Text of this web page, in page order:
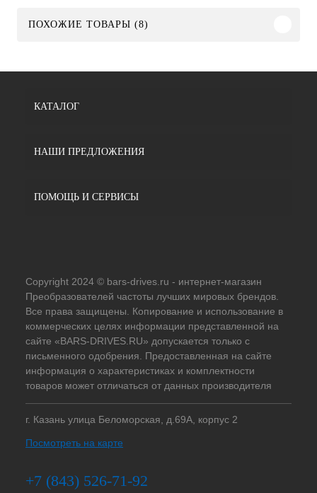
ПОХОЖИЕ ТОВАРЫ (8)
КАТАЛОГ
НАШИ ПРЕДЛОЖЕНИЯ
ПОМОЩЬ И СЕРВИСЫ
Copyright 2024 © bars-drives.ru - интернет-магазин
Преобразователей частоты лучших мировых брендов.
Все права защищены. Копирование и использование в
коммерческих целях информации представленной на
сайте «BARS-DRIVES.RU» допускается только с
письменного одобрения. Предоставленная на сайте
информация о характеристиках и комплектности
товаров может отличаться от данных производителя
г. Казань улица Беломорская, д.69А, корпус 2
Посмотреть на карте
+7 (843) 526-71-92